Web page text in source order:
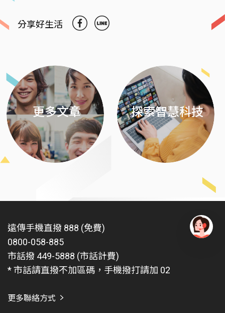
分享好生活
更多文章 探索智慧科技
遠傳手機直撥 888 (免費)
0800-058-885
市話撥 449-5888 (市話計費)
* 市話請直撥不加區碼，手機撥打請加 02
更多聯絡方式